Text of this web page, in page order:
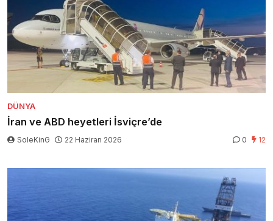
DÜNYA
İran ve ABD heyetleri İsviçre’de
SoleKinG 22 Haziran 2026 0 12